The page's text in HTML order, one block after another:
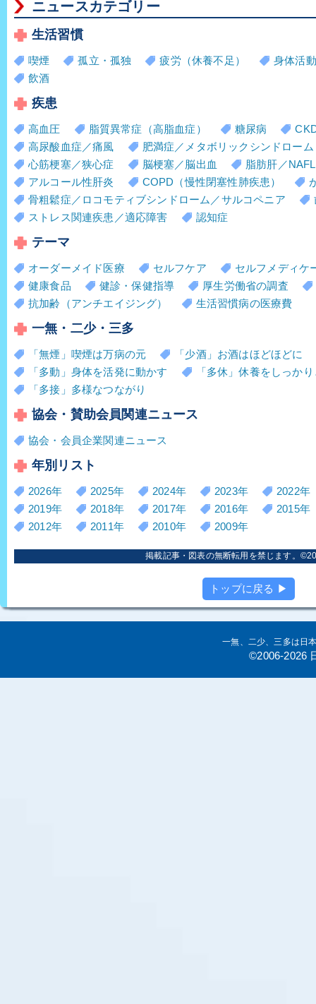
ニュースカテゴリー
生活習慣
喫煙 孤立・孤独 疲労（休養不足）
身体活
飲酒
疾患
高血圧 脂質異常症（高脂血症） 糖尿病
高尿酸血症／痛風
肥満症／メタボリックシンドローム
心筋梗塞／狭心症
脳梗塞／脳出血
脂肪肝／
アルコール性肝炎
COPD（慢性閉塞性肺疾患）
骨粗鬆症／ロコモティブシンドローム／サルコペニア
ストレス関連疾患／適応障害
認知症
テーマ
オーダーメイド医療 セルフケア
セルフメディケ
健康食品
健診・保健指導
厚生労働省の調査
抗加齢（アンチエイジング）
生活習慣病の医療費
一無・二少・三多
「無煙」喫煙は万病の元
「少酒」お酒はほどほどに
「多動」身体を活発に動かす
「多休」休養をしっか
「多接」多様なつながり
協会・賛助会員関連ニュース
協会・会員企業関連ニュース
年別リスト
2026年 2025年 2024年 2023年
2022年
2019年
2018年 2017年 2016年
2015年
2012年
2011年 2010年 2009年
掲載記事・図表の無断転用を禁じます。
トップに戻る ▶
一無、二少、三多は日
©2006-2026